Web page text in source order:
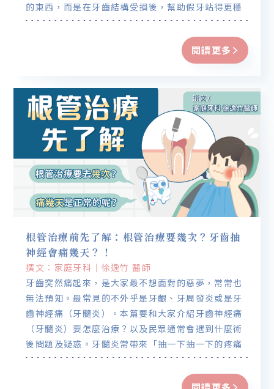
的東西，而是在牙齒結構受損後，幫助假牙站得更穩
的一個「內部支撐」。只是因為名稱聽起來嚇人，才
讓不少人在聽到醫師建議時，心裡先冒出一堆疑問和
閱讀更多
根管治療前先了解：根管治療要幾次？牙齒抽
神經會痛幾天？！
撰文：家庭牙科｜徐逸竹 醫師
牙齒突然痛起來，是大家最不想面對的惡夢，常常也
無法預知。最常見的不外乎是牙齦、牙周發炎或是牙
齒神經痛（牙髓炎）。本篇要和大家介紹牙齒神經痛
（牙髓炎）要怎麼治療？以及民眾通常會遇到什麼術
後問題及疑惑。牙髓炎常帶來「抽一下抽一下的疼痛
感」，甚至會痛到半夜睡不著。成因大多是蛀牙蛀到
神經引起，有時也有可能因牙周病或是外力受傷導